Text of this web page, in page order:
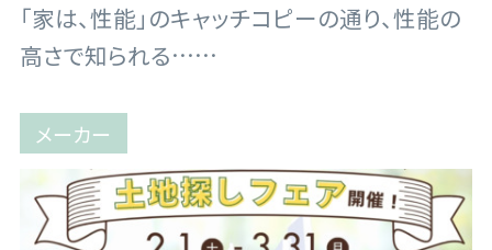
「家は、性能」のキャッチコピーの通り、性能の
高さで知られる……
メーカー